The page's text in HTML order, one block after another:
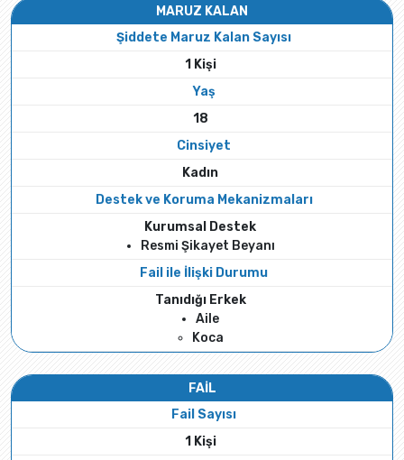
MARUZ KALAN
Şiddete Maruz Kalan Sayısı
1 Kişi
Yaş
18
Cinsiyet
Kadın
Destek ve Koruma Mekanizmaları
Kurumsal Destek
Resmi Şikayet Beyanı
Fail ile İlişki Durumu
Tanıdığı Erkek
Aile
Koca
FAİL
Fail Sayısı
1 Kişi